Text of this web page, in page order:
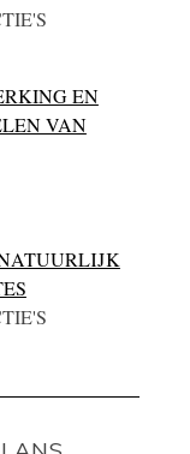
EN
VAN